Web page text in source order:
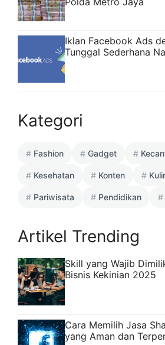
Iklan Facebook Ads
Tunggal Sederhana
Kategori
Fashion Gadget
Kesehatan Konten
Pariwisata Pendidikan
Artikel Trending
Skill yang Wajib
Bisnis Kekinian 2025
Cara Memilih Jasa
yang Aman dan